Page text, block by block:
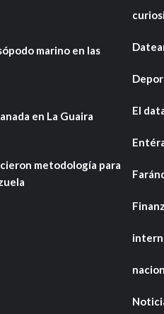
marino en las
en La Guaira
metodología para
El